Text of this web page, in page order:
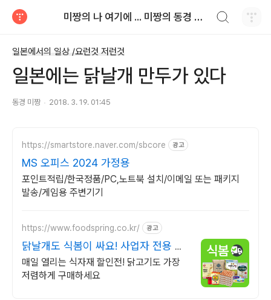
미짱의 나 여기에 ... 미짱의 동경 생활
일본에서의 일상 /요런것 저런것
일본에는 닭날개 만두가 있다
동경 미짱 2018. 3. 19. 01:45
https://smartstore.naver.com/sbcore 광고
MS 오피스 2024 가정용
포인트적립/한국정품/PC,노트북 설치/이메일 또는 패키지
발송/게임용 주변기기
https://www.foodspring.co.kr/ 광고
닭날개도 식봄이 싸요! 사업자 전용 특
가
매일 열리는 식자재 할인전! 닭고기도 가장
저렴하게 구매하세요